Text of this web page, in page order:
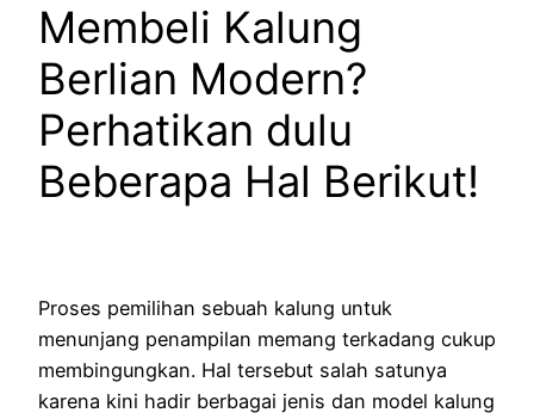
Membeli Kalung
Berlian Modern?
Perhatikan dulu
Beberapa Hal Berikut!
Proses pemilihan sebuah kalung untuk
menunjang penampilan memang terkadang cukup
membingungkan. Hal tersebut salah satunya
karena kini hadir berbagai jenis dan model kalung